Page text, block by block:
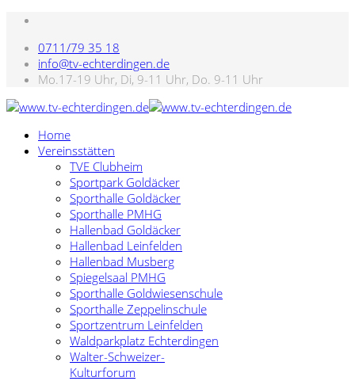
0711/79 35 18
info@tv-echterdingen.de
Mo.17-19 Uhr, Di, 9-11 Uhr, Do. 9-11 Uhr
Home
Vereinsstätten
TVE Clubheim
Sportpark Goldäcker
Sporthalle Goldäcker
Sporthalle PMHG
Hallenbad Goldäcker
Hallenbad Leinfelden
Hallenbad Musberg
Spiegelsaal PMHG
Sporthalle Goldwiesenschule
Sporthalle Zeppelinschule
Sportzentrum Leinfelden
Waldparkplatz Echterdingen
Walter-Schweizer-
Kulturforum